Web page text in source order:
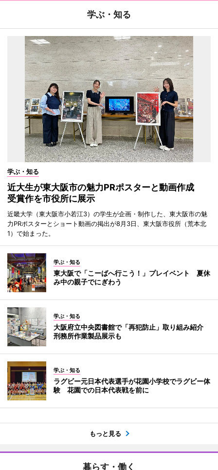
学ぶ・知る
学ぶ・知る
近大生が東大阪市の魅力PRポスターと動画作成
受賞作を市役所に展示
近畿大学（東大阪市小若江3）の学生が企画・制作した、東大阪市の魅
力PRポスターとショート動画の掲出が8月3日、東大阪市役所（荒本北
1）で始まった。
学ぶ・知る
東大阪で「こーばへ行こう！」プレイベント 夏休
み中の親子でにぎわう
学ぶ・知る
大阪府立中央図書館で「再犯防止」取り組み紹介
刑務所作業製品展示も
学ぶ・知る
ラグビー元日本代表選手が花園小学校でラグビー体
験 花園での日本代表戦を前に
もっと見る
暮らす・働く